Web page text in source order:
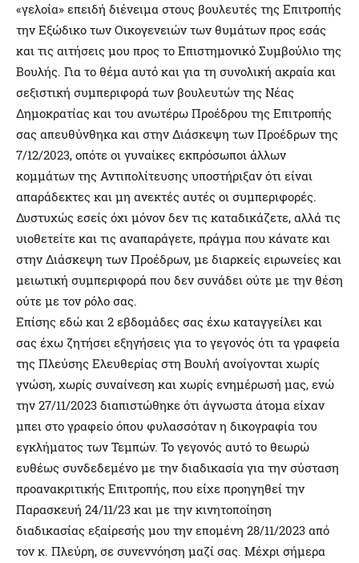
«γελοία» επειδή διένειμα στους βουλευτές της Επιτροπής
την Εξώδικο των Οικογενειών των θυμάτων προς εσάς
και τις αιτήσεις μου προς το Επιστημονικό Συμβούλιο της
Βουλής. Για το θέμα αυτό και για τη συνολική ακραία και
σεξιστική συμπεριφορά των βουλευτών της Νέας
Δημοκρατίας και του ανωτέρω Προέδρου της Επιτροπής
σας απευθύνθηκα και στην Διάσκεψη των Προέδρων της
7/12/2023, οπότε οι γυναίκες εκπρόσωποι άλλων
κομμάτων της Αντιπολίτευσης υποστήριξαν ότι είναι
απαράδεκτες και μη ανεκτές αυτές οι συμπεριφορές.
Δυστυχώς εσείς όχι μόνον δεν τις καταδικάζετε, αλλά τις
υιοθετείτε και τις αναπαράγετε, πράγμα που κάνατε και
στην Διάσκεψη των Προέδρων, με διαρκείς ειρωνείες και
μειωτική συμπεριφορά που δεν συνάδει ούτε με την θέση
ούτε με τον ρόλο σας.
Επίσης εδώ και 2 εβδομάδες σας έχω καταγγείλει και
σας έχω ζητήσει εξηγήσεις για το γεγονός ότι τα γραφεία
της Πλεύσης Ελευθερίας στη Βουλή ανοίγονται χωρίς
γνώση, χωρίς συναίνεση και χωρίς ενημέρωσή μας, ενώ
την 27/11/2023 διαπιστώθηκε ότι άγνωστα άτομα είχαν
μπει στο γραφείο όπου φυλασσόταν η δικογραφία του
εγκλήματος των Τεμπών. Το γεγονός αυτό το θεωρώ
ευθέως συνδεδεμένο με την διαδικασία για την σύσταση
προανακριτικής Επιτροπής, που είχε προηγηθεί την
Παρασκευή 24/11/23 και με την κινητοποίηση
διαδικασίας εξαίρεσής μου την επομένη 28/11/2023 από
τον κ. Πλεύρη, σε συνεννόηση μαζί σας. Μέχρι σήμερα